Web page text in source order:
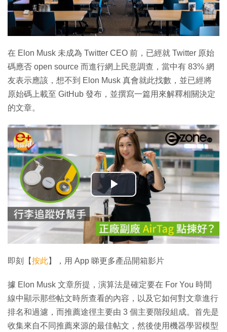
在 Elon Musk 未成為 Twitter CEO 前，已經就 Twitter 原始
碼應否 open source 而進行網上民意調查，當中有 83% 網
友表示應該，想不到 Elon Musk 真會就此找數，並已經將
原始碼上載至 GitHub 發布，並撰寫一篇用來解釋相關決定
的文章。
播
放
影
片
即刻【按此】，用 App 睇更多產品開箱影片
據 Elon Musk 文章所提，演算法是確定要在 For You 時間
線中顯示那些帖文時所查看的內容，以及它如何對文章進行
排名和過濾，而推薦途徑主要由 3 個主要階段組成。首先是
收集來自不同推薦來源的最佳帖文，然後使用機器學習模型